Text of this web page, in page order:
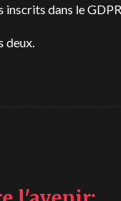
inscrits dans le
deux.